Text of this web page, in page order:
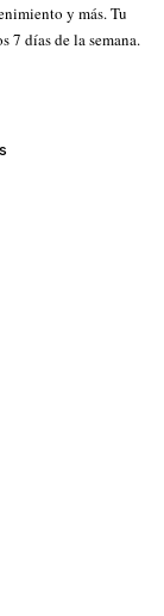
y más. Tu
7 días de la semana.